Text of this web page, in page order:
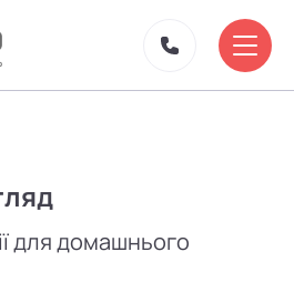
для домашнього